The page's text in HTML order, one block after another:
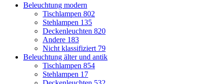
Beleuchtung modern
Tischlampen 802
Stehlampen 135
Deckenleuchten 820
Andere 183
Nicht klassifiziert 79
Beleuchtung älter und antik
Tischlampen 854
Stehlampen 17